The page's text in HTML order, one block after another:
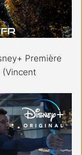
Première
(Vincent